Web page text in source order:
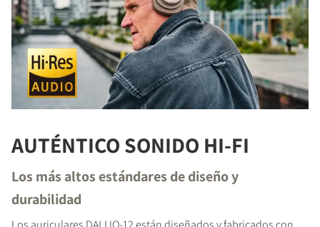
AUTÉNTICO SONIDO HI-FI
Los más altos estándares de diseño y
durabilidad